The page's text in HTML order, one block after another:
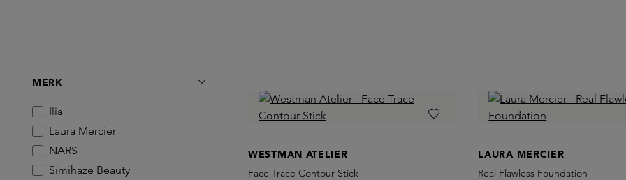
MERK
Ilia
Laura Mercier
NARS
Simihaze Beauty
WESTMAN ATELIER
Face Trace Contour Stick
LAURA MERCIER
Real Flawless Foundation